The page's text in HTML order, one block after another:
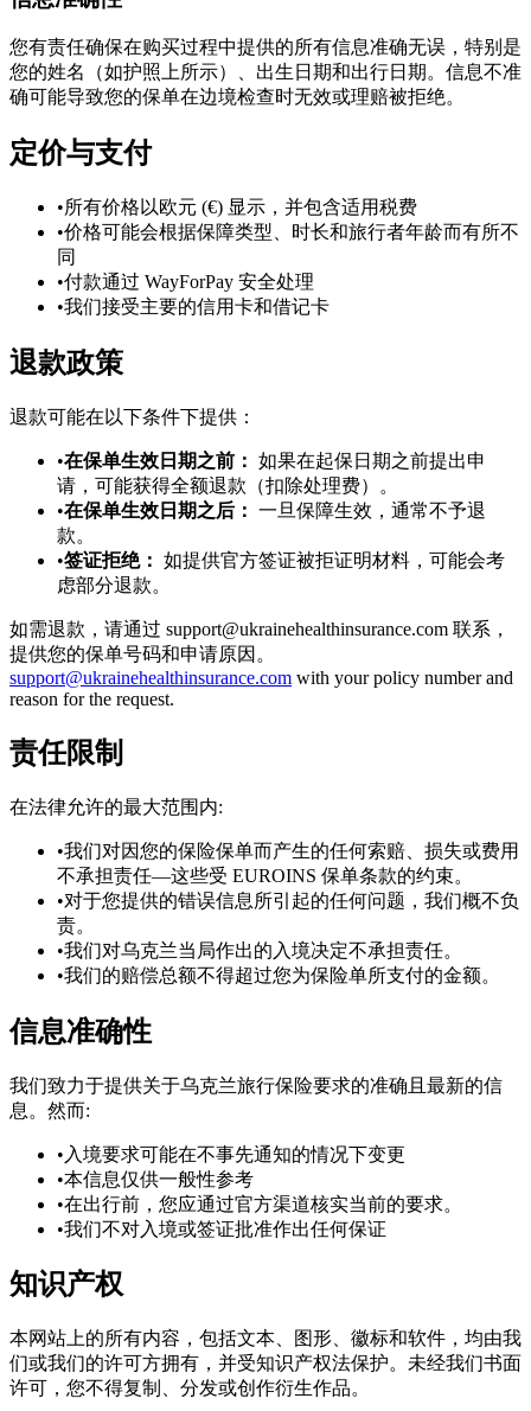
您有责任确保在购买过程中提供的所有信息准确无误，特别是
您的姓名（如护照上所示）、出生日期和出行日期。信息不准
确可能导致您的保单在边境检查时无效或理赔被拒绝。
定价与支付
•所有价格以欧元 (€) 显示，并包含适用税费
•价格可能会根据保障类型、时长和旅行者年龄而有所不
同
•付款通过 WayForPay 安全处理
•我们接受主要的信用卡和借记卡
退款政策
退款可能在以下条件下提供：
•在保单生效日期之前： 如果在起保日期之前提出申
请，可能获得全额退款（扣除处理费）。
•在保单生效日期之后： 一旦保障生效，通常不予退
款。
•签证拒绝： 如提供官方签证被拒证明材料，可能会考
虑部分退款。
如需退款，请通过 support@ukrainehealthinsurance.com 联系，
提供您的保单号码和申请原因。
support@ukrainehealthinsurance.com with your policy number and
reason for the request.
责任限制
在法律允许的最大范围内:
•我们对因您的保险保单而产生的任何索赔、损失或费用
不承担责任—这些受 EUROINS 保单条款的约束。
•对于您提供的错误信息所引起的任何问题，我们概不负
责。
•我们对乌克兰当局作出的入境决定不承担责任。
•我们的赔偿总额不得超过您为保险单所支付的金额。
信息准确性
我们致力于提供关于乌克兰旅行保险要求的准确且最新的信
息。然而:
• 入境要求可能在不事先通知的情况下变更
•本信息仅供一般性参考
•在出行前，您应通过官方渠道核实当前的要求。
•我们不对入境或签证批准作出任何保证
知识产权
本网站上的所有内容，包括文本、图形、徽标和软件，均由我
们或我们的许可方拥有，并受知识产权法保护。未经我们书面
许可，您不得复制、分发或创作衍生作品。